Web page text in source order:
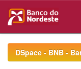
navigationDSpace - BNB -